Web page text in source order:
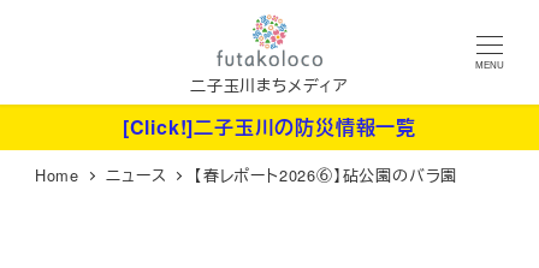
ン
二子玉川まちメディア
MENU
[Click!]二子玉川の防災情報一覧
Home ニュース 【春レポート2026⑥】砧公園のバラ園